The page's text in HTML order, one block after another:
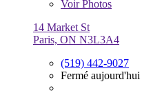
VoirPhotos
14 Market St
Paris, ON N3L3A4
(519) 442-9027
Fermé aujourd'hui